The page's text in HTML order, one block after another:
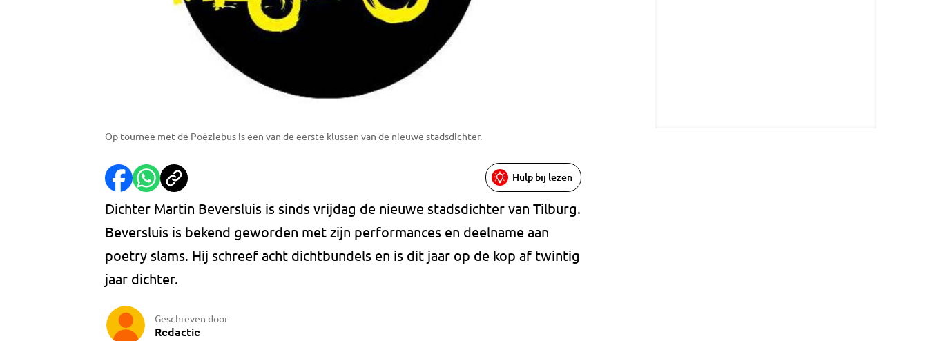
Op tournee met de Poëziebus is een van de eerste klussen van de nieuwe stadsdichter.
Hulp bij lezen
Dichter Martin Beversluis is sinds vrijdag de nieuwe stadsdichter van Tilburg.
Beversluis is bekend geworden met zijn performances en deelname aan
poetry slams. Hij schreef acht dichtbundels en is dit jaar op de kop af twintig
jaar dichter.
Geschreven door
Redactie